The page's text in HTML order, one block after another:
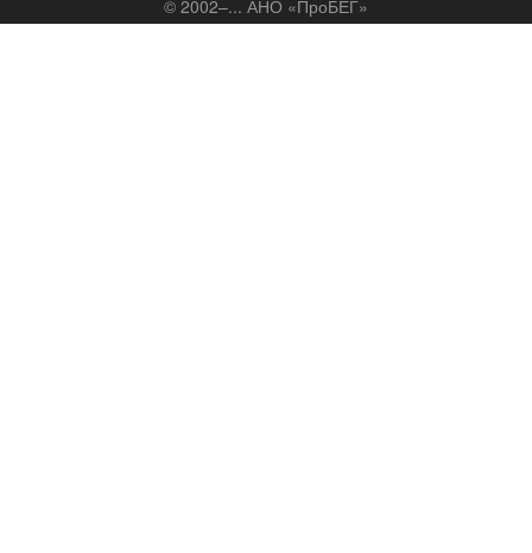
© 2002–... АНО «ПроБЕГ»